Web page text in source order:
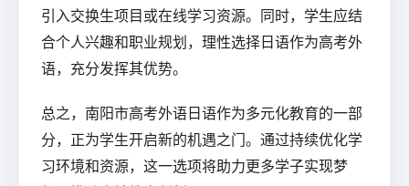
引入交换生项目或在线学习资源。同时，学生应结
合个人兴趣和职业规划，理性选择日语作为高考外
语，充分发挥其优势。
总之，南阳市高考外语日语作为多元化教育的一部
分，正为学生开启新的机遇之门。通过持续优化学
习环境和资源，这一选项将助力更多学子实现梦